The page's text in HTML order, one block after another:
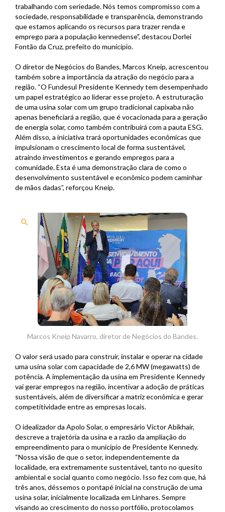
trabalhando com seriedade. Nós temos compromisso com a
sociedade, responsabilidade e transparência, demonstrando
que estamos aplicando os recursos para trazer renda e
emprego para a população kennedense", destacou Dorlei
Fontão da Cruz, prefeito do município.
O diretor de Negócios do Bandes, Marcos Kneip, acrescentou
também sobre a importância da atração do negócio para a
região. “O Fundesul Presidente Kennedy tem desempenhado
um papel estratégico ao liderar esse projeto. A estruturação
de uma usina solar com um grupo tradicional capixaba não
apenas beneficiará a região, que é vocacionada para a geração
de energia solar, como também contribuirá com a pauta ESG.
Além disso, a iniciativa trará oportunidades econômicas que
impulsionam o crescimento local de forma sustentável,
atraindo investimentos e gerando empregos para a
comunidade. Esta é uma demonstração clara de como o
desenvolvimento sustentável e econômico podem caminhar
de mãos dadas”, reforçou Kneip.
search
Marcos Kneip Navarro, diretor de Negócios do Bandes.
O valor será usado para construir, instalar e operar na cidade
uma usina solar com capacidade de 2,6 MW (megawatts) de
potência. A implementação da usina em Presidente Kennedy
vai gerar empregos na região, incentivar a adoção de práticas
sustentáveis, além de diversificar a matriz econômica e gerar
competitividade entre as empresas locais.
O idealizador da Apolo Solar, o empresário Victor Abikhair,
descreve a trajetória da usina e a razão da ampliação do
empreendimento para o município de Presidente Kennedy.
“Nossa visão de que o setor, independentemente da
localidade, era extremamente sustentável, tanto no quesito
ambiental e social quanto como negócio. Isso fez com que, há
três anos, déssemos o pontapé inicial na construção de uma
usina solar, inicialmente localizada em Linhares. Sempre
visando ao crescimento do nosso portfólio, protocolamos